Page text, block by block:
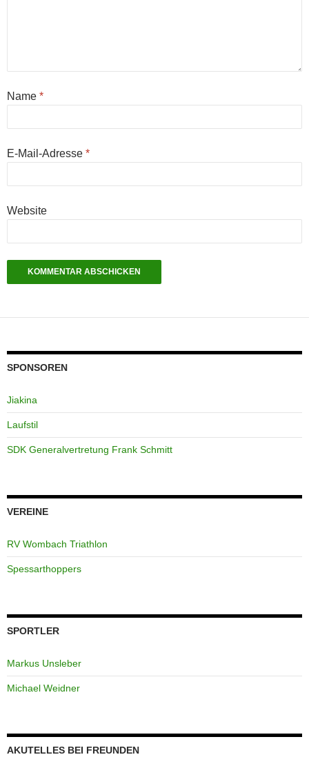
Name *
E-Mail-Adresse *
Website
SPONSOREN
Jiakina
Laufstil
SDK Generalvertretung Frank Schmitt
VEREINE
RV Wombach Triathlon
Spessarthoppers
SPORTLER
Markus Unsleber
Michael Weidner
AKUTELLES BEI FREUNDEN